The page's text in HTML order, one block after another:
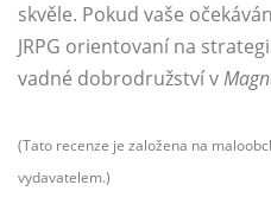
skvěle. Pokud vaše
JRPG orientovaní na
vadné dobrodružství v
(Tato recenze je založena na
vydavatelem.)